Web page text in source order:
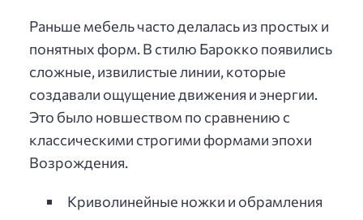
Раньше мебель часто делалась из простых и
понятных форм. В стилю Барокко появились
сложные, извилистые линии, которые
создавали ощущение движения и энергии.
Это было новшеством по сравнению с
классическими строгими формами эпохи
Возрождения.
Криволинейные ножки и обрамления